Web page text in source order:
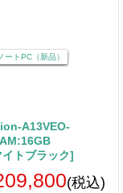
ノートPC（新品）
A13VEO-
トブラック]
(税込)